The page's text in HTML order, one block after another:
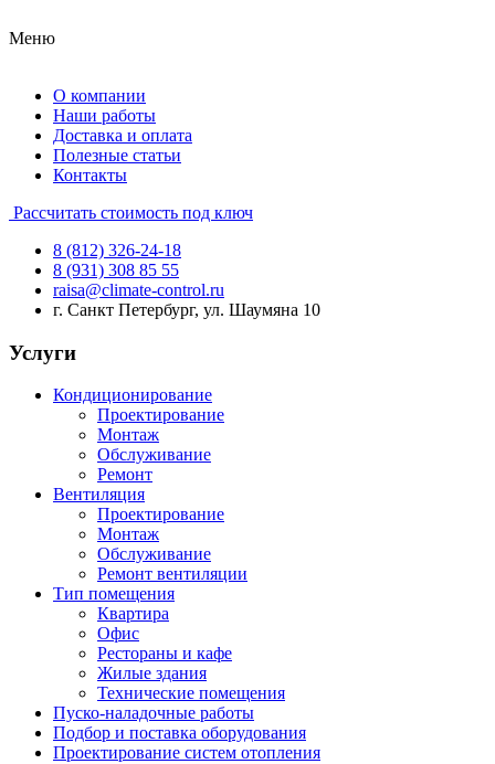
Меню
О компании
Наши работы
Доставка и оплата
Полезные статьи
Контакты
Рассчитать стоимость под ключ
8 (812) 326-24-18
8 (931) 308 85 55
raisa@climate-control.ru
г. Санкт Петербург, ул. Шаумяна 10
Услуги
Кондиционирование
Проектирование
Монтаж
Обслуживание
Ремонт
Вентиляция
Проектирование
Монтаж
Обслуживание
Ремонт вентиляции
Тип помещения
Квартира
Офис
Рестораны и кафе
Жилые здания
Технические помещения
Пуско-наладочные работы
Подбор и поставка оборудования
Проектирование систем отопления